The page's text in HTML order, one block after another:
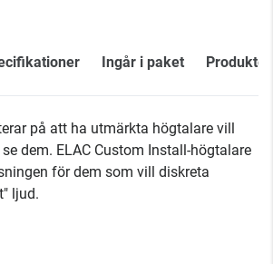
Ingår i paket
på att ha utmärkta högtalare vill
dem. ELAC Custom Install-högtalare
för dem som vill diskreta
ljud.